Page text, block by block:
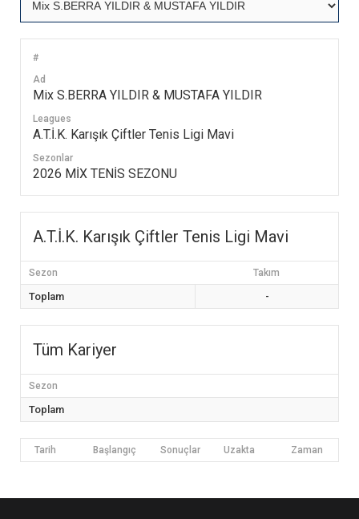
#
Ad
Mix S.BERRA YILDIR & MUSTAFA YILDIR
Leagues
A.T.İ.K. Karışık Çiftler Tenis Ligi Mavi
Sezonlar
2026 MİX TENİS SEZONU
A.T.İ.K. Karışık Çiftler Tenis Ligi Mavi
Sezon Takım
Toplam -
Tüm Kariyer
Sezon
Toplam
Tarih Başlangıç Sonuçlar Uzakta Zaman